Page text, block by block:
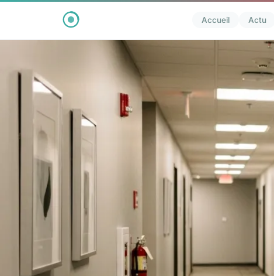
Accueil Actu